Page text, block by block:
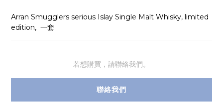
Arran Smugglers serious Islay Single Malt Whisky, limited
edition,  一套
若想購買，請聯絡我們。
聯絡我們